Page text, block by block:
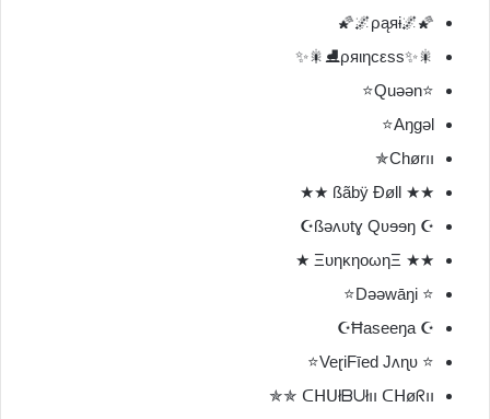
🌠🌌ρąяɨ🌌🌠
🎇✨ρяιηcεѕѕ⛸🎇✨
⭐Quəən⭐
Aŋgəl⭐
Chørıı✯
★★ ßãbÿ Ðøll ★★
☪ ßəʌʋtɣ Qʋɘɘŋ☪
★★ ΞυηκηοωηΞ ★
⭐ Dəəwāŋi⭐
☪ Ħaseeŋa☪
⭐ VeɽiFīed Jʌɳʋ⭐
ᑕᕼᑌłᗷᑌłıı ᑕᕼøᖇıı ✯✯